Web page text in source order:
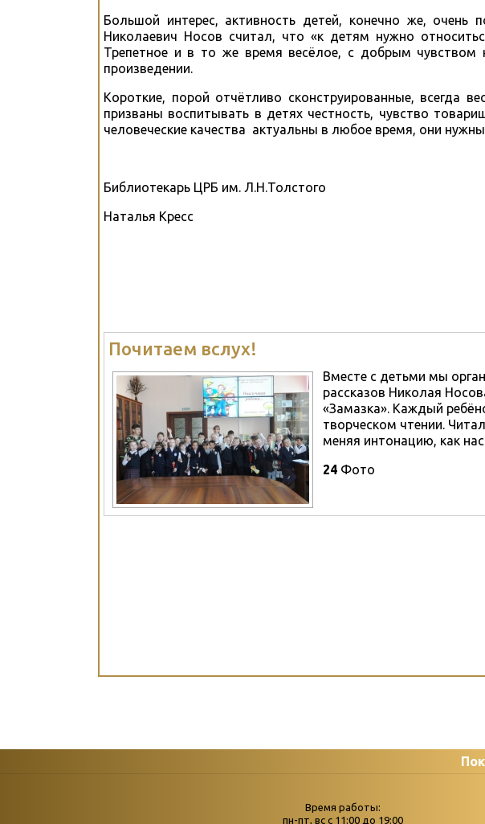
Большой интерес, активность детей, конечно же,
Николаевич Носов считал, что «к детям нужно
Трепетное и в то же время весёлое, с добрым
произведении.
Короткие, порой отчётливо сконструи­рованные, всегда
призваны воспитывать в детях честность, чувство
человеческие качества актуальны в любое время, они
Библиотекарь ЦРБ им. Л.Н.Толстого
Наталья Кресс
Почитаем вслух!
Вместе с детьми мы
рассказов Николая
«Замазка». Каждый
творческом чтении.
меняя интонацию, как
24 Фото
Время работы:
пн-пт, вс с 11:00 до 19:00